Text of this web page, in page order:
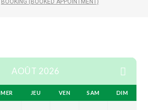
BOOKING (BOOKED APPOINTMENT)
AOÛT 2026
MER JEU VEN SAM DIM